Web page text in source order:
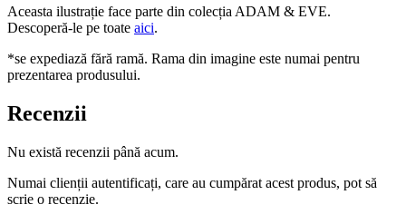
Aceasta ilustrație face parte din colecția ADAM & EVE.
Descoperă-le pe toate aici.
*se expediază fără ramă. Rama din imagine este numai pentru
prezentarea produsului.
Recenzii
Nu există recenzii până acum.
Numai clienții autentificați, care au cumpărat acest produs, pot să
scrie o recenzie.